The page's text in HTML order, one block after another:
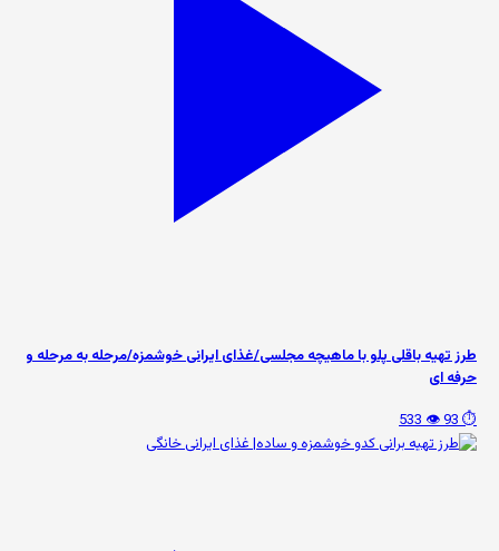
طرز تهیه باقلی پلو با ماهیچه مجلسی/غذای ایرانی خوشمزه/مرحله به مرحله و
حرفه ای
⏱️ 93
👁️ 533